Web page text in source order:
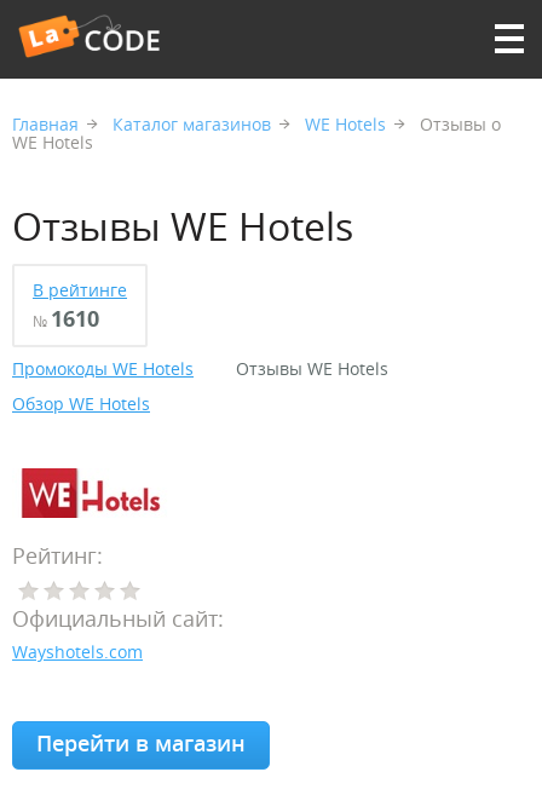
Главная Каталог магазинов WE Hotels Отзывы о
WE Hotels
Отзывы WE Hotels
В рейтинге
№ 1610
Промокоды WE Hotels
Отзывы WE Hotels
Обзор WE Hotels
Рейтинг:
Официальный сайт:
Wayshotels.com
Перейти в магазин